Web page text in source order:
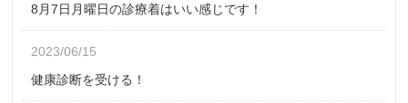
8月7日月曜日の診療着はいい感じです！
2023/06/15
健康診断を受ける！